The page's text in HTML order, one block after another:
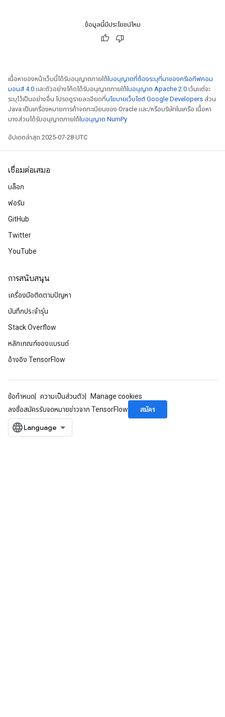
ข้อมูลนี้มีประโยชน์ไหม
เนื้อหาของหน้าเว็บนี้ได้รับอนุญาตภายใต้ใบอนุญาตที่ต้องระบุที่มาของครีเอทีฟคอม
มอนส์ 4.0 และตัวอย่างโค้ดได้รับอนุญาตภายใต้ใบอนุญาต Apache 2.0 เว้นแต่จะ
ระบุไว้เป็นอย่างอื่น โปรดดูรายละเอียดที่นโยบายเว็บไซต์ Google Developers ส่วน
Java เป็นเครื่องหมายการค้าจดทะเบียนของ Oracle และ/หรือบริษัทในเครือ เนื้อหา
บางส่วนได้รับอนุญาตภายใต้ใบอนุญาต NumPy
อัปเดตล่าสุด 2025-07-28 UTC
เชื่อมต่อเสมอ
บล็อก
ฟอรัม
GitHub
Twitter
YouTube
การสนับสนุน
เครื่องมือติดตามปัญหา
บันทึกประจำรุ่น
Stack Overflow
หลักเกณฑ์ของแบรนด์
อ้างอิง TensorFlow
ข้อกำหนด ความเป็นส่วนตัว
Manage cookies
ลงชื่อสมัครรับจดหมายข่าวจาก TensorFlow
สมัคร